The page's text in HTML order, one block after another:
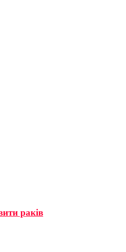
раків